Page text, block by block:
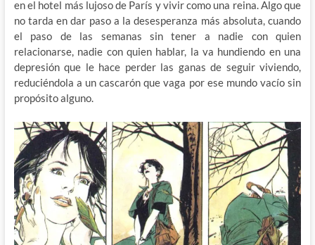
en el hotel más lujoso de París y vivir como una reina. Algo que
no tarda en dar paso a la desesperanza más absoluta, cuando
el paso de las semanas sin tener a nadie con quien
relacionarse, nadie con quien hablar, la va hundiendo en una
depresión que le hace perder las ganas de seguir viviendo,
reduciéndola a un cascarón que vaga por ese mundo vacío sin
propósito alguno.